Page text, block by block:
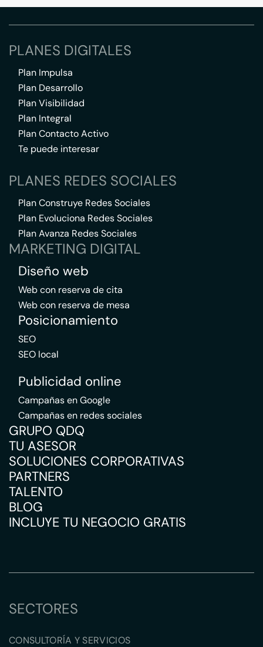
PLANES DIGITALES
Plan Impulsa
Plan Desarrollo
Plan Visibilidad
Plan Integral
Plan Contacto Activo
Te puede interesar
PLANES REDES SOCIALES
Plan Construye Redes Sociales
Plan Evoluciona Redes Sociales
Plan Avanza Redes Sociales
MARKETING DIGITAL
Diseño web
Web con reserva de cita
Web con reserva de mesa
Posicionamiento
SEO
SEO local
Publicidad online
Campañas en Google
Campañas en redes sociales
GRUPO QDQ
TU ASESOR
SOLUCIONES CORPORATIVAS
PARTNERS
TALENTO
BLOG
INCLUYE TU NEGOCIO GRATIS
SECTORES
CONSULTORÍA Y SERVICIOS